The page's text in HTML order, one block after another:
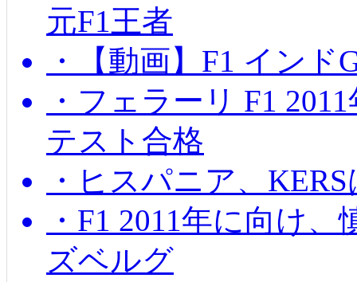
元F1王者
・【動画】F1 イン
・フェラーリ F1
テスト合格
・ヒスパニア、
・F1 2011年に向け
ズベルグ